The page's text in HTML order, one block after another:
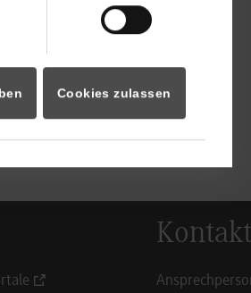
Cookies zulassen
der Fakultät Wirtschaft